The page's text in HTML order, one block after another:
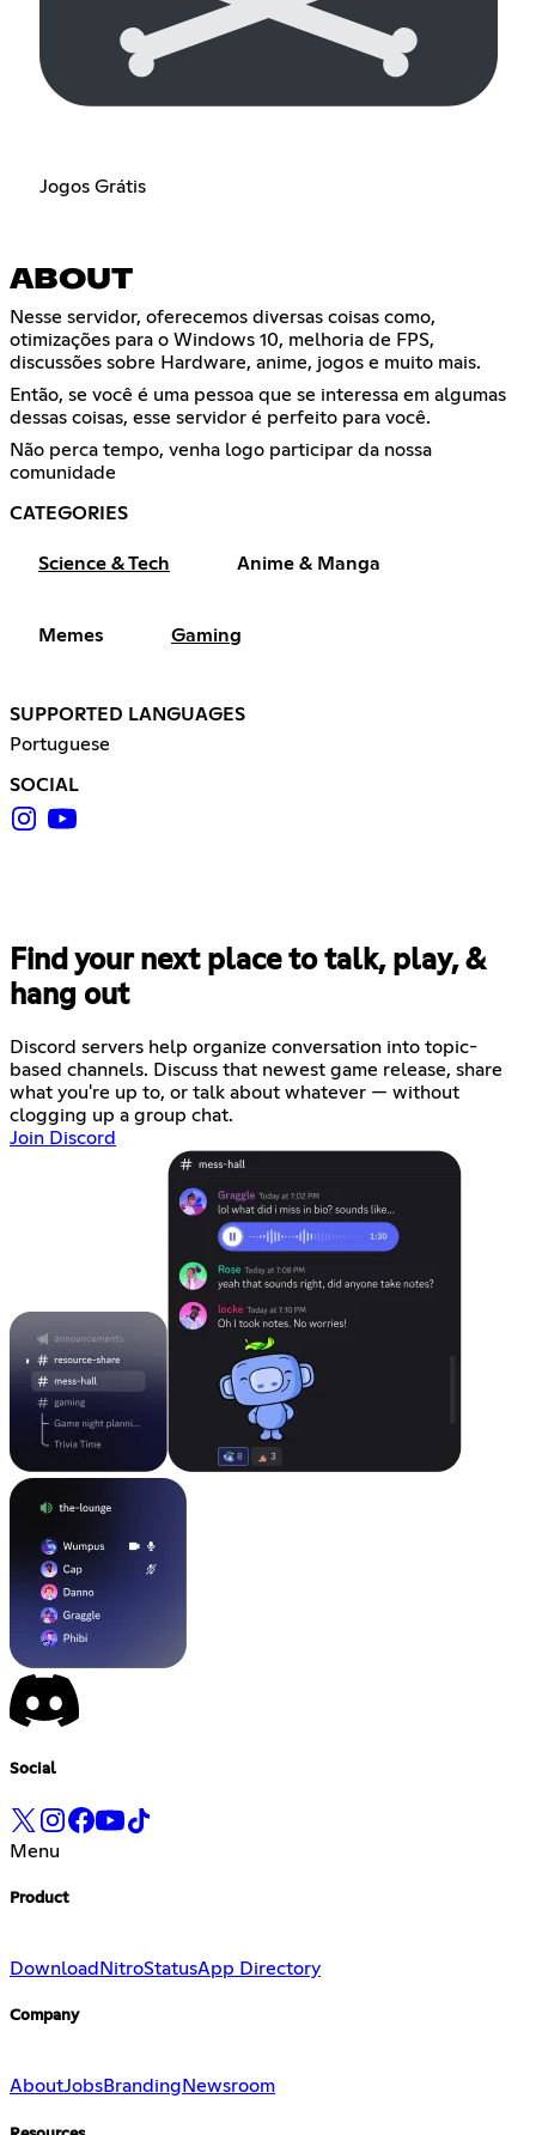
Jogos Grátis
ABOUT
Nesse servidor, oferecemos diversas coisas como,
otimizações para o Windows 10, melhoria de FPS,
discussões sobre Hardware, anime, jogos e muito mais.
Então, se você é uma pessoa que se interessa em algumas
dessas coisas, esse servidor é perfeito para você.
Não perca tempo, venha logo participar da nossa
comunidade
CATEGORIES
Science & Tech Anime & Manga
Memes Gaming
SUPPORTED LANGUAGES
Portuguese
SOCIAL
Find your next place to talk, play, &
hang out
Discord servers help organize conversation into topic-
based channels. Discuss that newest game release, share
what you're up to, or talk about whatever — without
clogging up a group chat.
Join Discord
Social
Menu
Product
Download NitroStatusApp Directory
Company
AboutJobsBranding Newsroom